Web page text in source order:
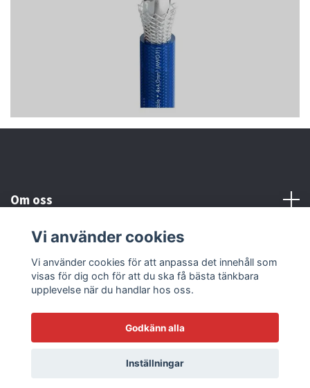
Om oss
Kundtjänst
Läs mer
© 2026 Sonicstore77Powered by Quickbutik
Vi använder cookies
Vi använder cookies för att anpassa det innehåll som
visas för dig och för att du ska få bästa tänkbara
upplevelse när du handlar hos oss.
Godkänn alla
Inställningar